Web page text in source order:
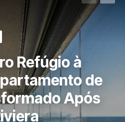
Refúgio à
de
Após